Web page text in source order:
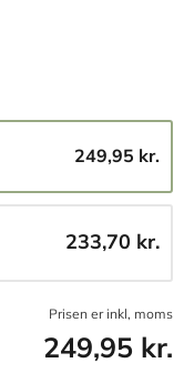
249,95 kr.
233,70 kr.
Prisen er inkl, moms
249,95 kr.